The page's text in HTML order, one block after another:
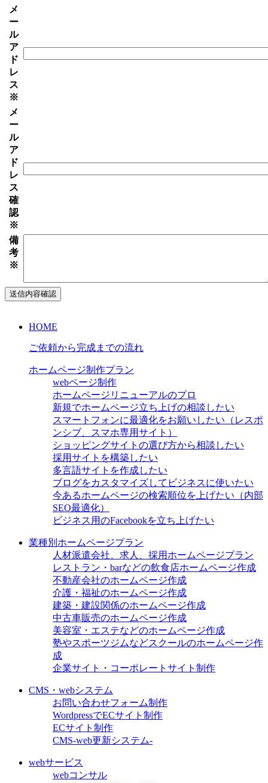
メ
ー
ル
ア
ド
レ
ス
※
メ
ー
ル
ア
ド
レ
ス
確
認
※
備
考
※
HOME
ご依頼から完成までの流れ
ホームページ制作プラン
webページ制作
ホームページリニューアルのプロ
新規でホームページ立ち上げの相談したい
スマートフォンに最適化をお願いしたい（レスポ
ンシブ、スマホ専用サイト）
ショッピングサイトの選び方から相談したい
採用サイトを構築したい
多言語サイトを作成したい
ブログをカスタマイズしてビジネスに使いたい
今あるホームページの検索順位を上げたい（内部
SEO最適化）
ビジネス用のFacebookを立ち上げたい
業種別ホームページプラン
人材派遣会社、求人、採用ホームページプラン
レストラン・barなどの飲食店ホームページ作成
不動産会社のホームページ作成
介護・福祉のホームページ作成
建築・建設関係のホームページ作成
中古車販売のホームページ作成
美容室・エステなどのホームページ作成
塾やスポーツジムなどスクールのホームページ作
成
企業サイト・コーポレートサイト制作
CMS・webシステム
お問い合わせフォーム制作
WordpressでECサイト制作
ECサイト制作
CMS-web更新システム-
webサービス
webコンサル